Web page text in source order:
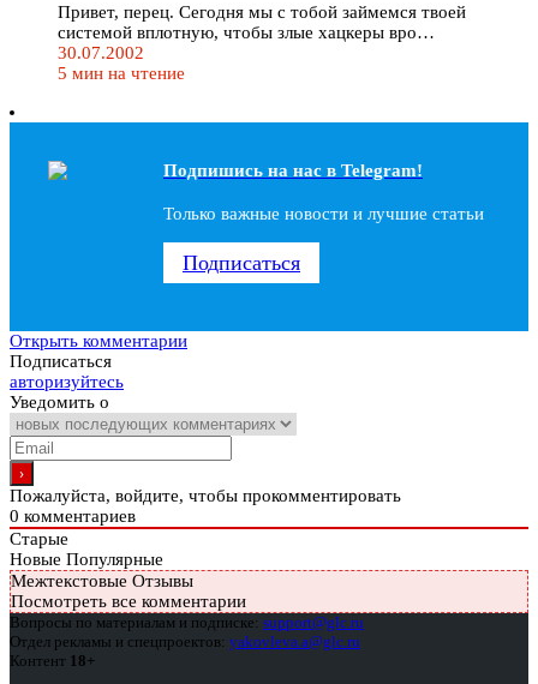
Привет, перец. Сегодня мы с тобой займемся твоей
системой вплотную, чтобы злые хацкеры вро…
30.07.2002
5 мин на чтение
Подпишись на наc в Telegram!
Только важные новости и лучшие статьи
Подписаться
Открыть комментарии
Подписаться
авторизуйтесь
Уведомить о
Пожалуйста, войдите, чтобы прокомментировать
0 комментариев
Старые
Новые Популярные
Межтекстовые Отзывы
Посмотреть все комментарии
Вопросы по материалам и подписке: support@glc.ru
Отдел рекламы и спецпроектов: yakovleva.a@glc.ru
Контент 18+